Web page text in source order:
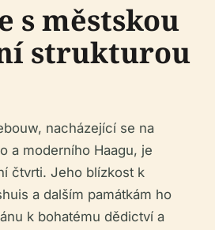
s městskou
strukturou
nacházející se na
a moderního Haagu, je
čtvrti. Jeho blízkost k
a dalším památkám ho
k bohatému dědictví a